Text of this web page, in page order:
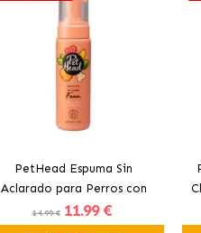
PetHead Espuma Sin
Aclarado para Perros con
Aroma a Melocotón
14.99 € 11.99 €